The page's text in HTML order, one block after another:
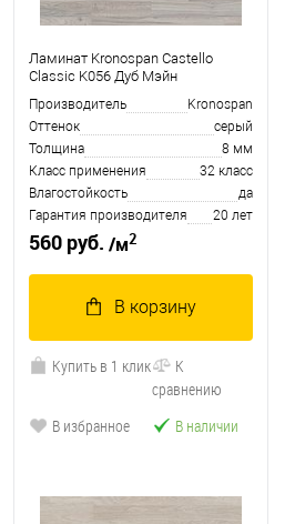
Ламинат Kronospan Castello
Classic K056 Дуб Мэйн
Производитель
Kronospan
Оттенок
серый
Толщина
8 мм
Класс применения
32 класс
Влагостойкость
да
Гарантия производителя
20 лет
560 руб. /м2
В корзину
Купить в 1 клик
К
сравнению
В избранное
В наличии